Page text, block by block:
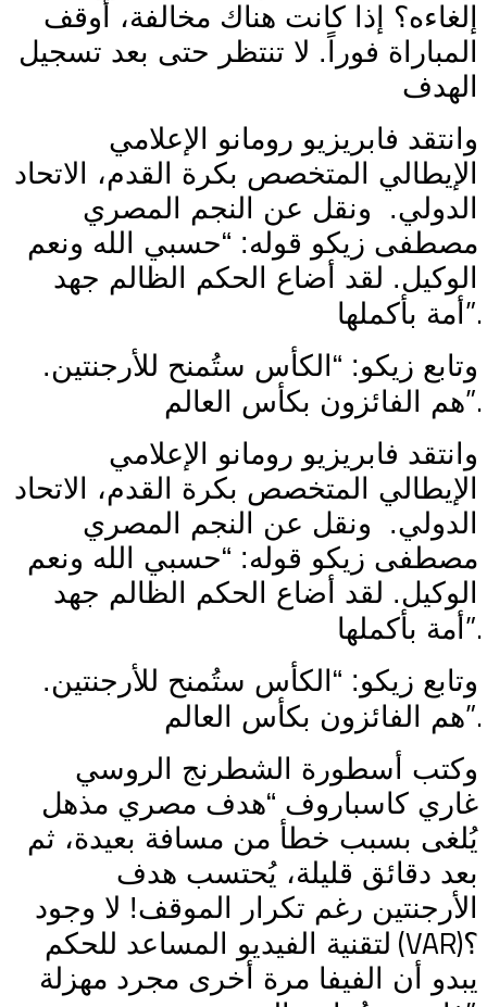
إلغاءه؟ إذا كانت هناك مخالفة، أوقف
المباراة فوراً. لا تنتظر حتى بعد تسجيل
الهدف
وانتقد فابريزيو رومانو الإعلامي
الإيطالي المتخصص بكرة القدم، الاتحاد
الدولي.
ونقل عن النجم المصري
مصطفى زيكو قوله: “حسبي الله ونعم
الوكيل. لقد أضاع الحكم الظالم جهد
أمة بأكملها ”.
وتابع زيكو: “الكأس ستُمنح للأرجنتين.
هم الفائزون بكأس العالم”.
وانتقد فابريزيو رومانو الإعلامي
الإيطالي المتخصص بكرة القدم، الاتحاد
الدولي.
ونقل عن النجم المصري
مصطفى زيكو قوله: “حسبي الله ونعم
الوكيل. لقد أضاع الحكم الظالم جهد
أمة بأكملها ”.
وتابع زيكو: “الكأس ستُمنح للأرجنتين.
هم الفائزون بكأس العالم”.
وكتب أسطورة الشطرنج الروسي
غاري كاسباروف “هدف مصري مذهل
يُلغى بسبب خطأ من مسافة بعيدة، ثم
بعد دقائق قليلة، يُحتسب هدف
الأرجنتين رغم تكرار الموقف! لا وجود
لتقنية الفيديو المساعد للحكم (VAR)؟
يبدو أن الفيفا مرة أخرى مجرد مهزلة